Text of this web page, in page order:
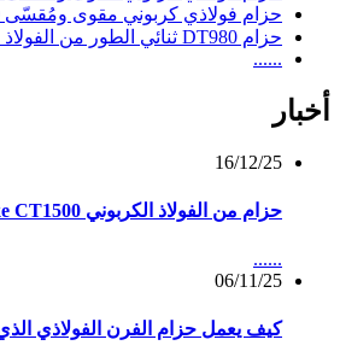
حزام فولاذي كربوني مقوى ومُقسّى CT1320
حزام DT980 ثنائي الطور من الفولاذ المقاوم للصدأ
......
أخبار
16/12/25
حزام من الفولاذ الكربوني Mingke CT1500، المستخدم في...
......
06/11/25
كيف يعمل حزام الفرن الفولاذي الذي يبلغ